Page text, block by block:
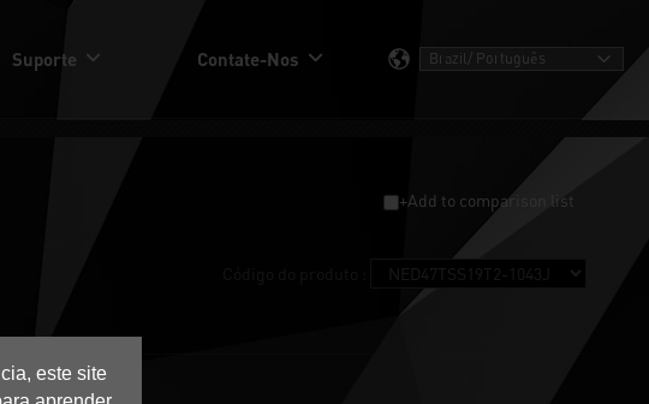
este site
Suporte Contate-Nos
+Add to comparison list